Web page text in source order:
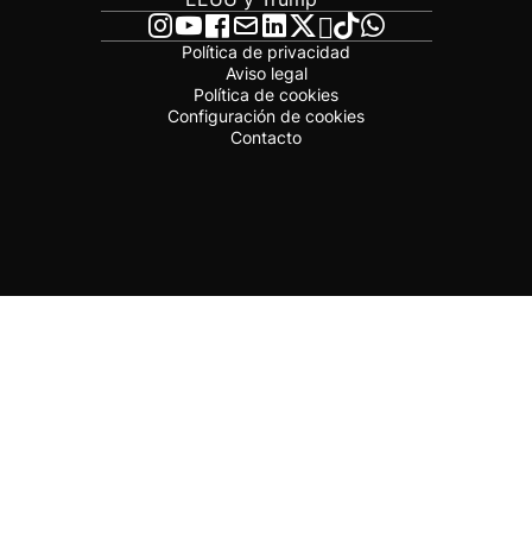
Política de privacidad
Aviso legal
Política de cookies
Configuración de cookies
Contacto